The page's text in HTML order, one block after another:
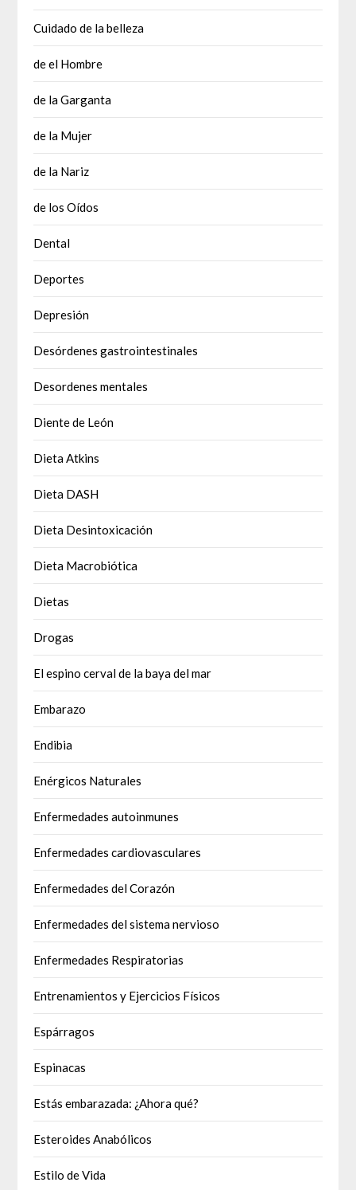
Cuidado de la belleza
de el Hombre
de la Garganta
de la Mujer
de la Nariz
de los Oídos
Dental
Deportes
Depresión
Desórdenes gastrointestinales
Desordenes mentales
Diente de León
Dieta Atkins
Dieta DASH
Dieta Desintoxicación
Dieta Macrobiótica
Dietas
Drogas
El espino cerval de la baya del mar
Embarazo
Endibia
Enérgicos Naturales
Enfermedades autoinmunes
Enfermedades cardiovasculares
Enfermedades del Corazón
Enfermedades del sistema nervioso
Enfermedades Respiratorias
Entrenamientos y Ejercicios Físicos
Espárragos
Espinacas
Estás embarazada: ¿Ahora qué?
Esteroides Anabólicos
Estilo de Vida